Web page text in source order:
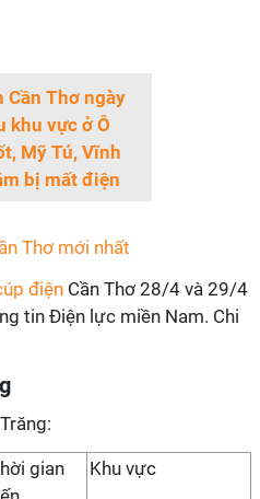
Cần Thơ ngày
khu vực ở Ô
Mỹ Tú, Vĩnh
bị mất điện
Thơ mới nhất
điện Cần Thơ 28/4 và 29/4
tin Điện lực miền Nam. Chi
gian
Khu vực